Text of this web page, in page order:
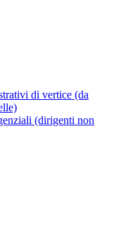
di vertice (da
(dirigenti non